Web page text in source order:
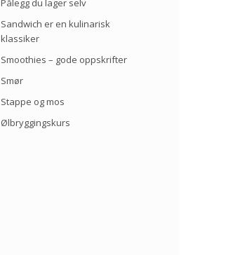
Pålegg du lager selv
Sandwich er en kulinarisk
klassiker
Smoothies – gode oppskrifter
Smør
Stappe og mos
Ølbryggingskurs